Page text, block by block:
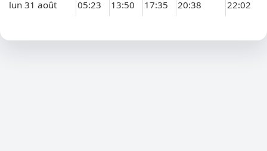
lun 31 août 05:23 13:50 17:35 20:38 22:02